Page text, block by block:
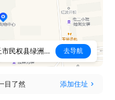
商丘市民权县河南省商丘市民权县绿洲街道人民路官邸名称8号楼千商万悦城 去导航
目了然 添加住址